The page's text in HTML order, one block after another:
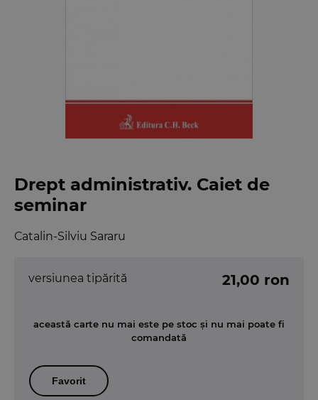
Drept administrativ. Caiet de
seminar
Catalin-Silviu Sararu
versiunea tipărită 21,00 ron
această carte nu mai este pe stoc și nu mai poate fi
comandată
Favorit